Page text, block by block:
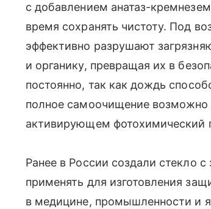
с добавлением анатаз-
время сохранять чистоту. Под
эффективно разрушают
и органику, превращая их в
постоянно, так как дождь
полное самоочищение
активирующем фотохимический
Ранее в России создали стекло
применять для изготовления
в медицине, промышленности и